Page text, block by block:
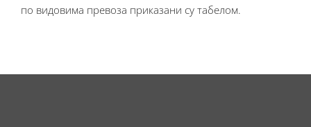
по видовима превоза приказани су табелом.